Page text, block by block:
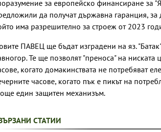
за европейско финансиране за
да получат държавна гаранция,
има разрешително за строеж от 2023
ПАВЕЦ ще бъдат изградени на яз.
Те ще позволят "преноса" на ниската
когато домакинствата не потребяват
часове, когато пък е пикът на
един защитен механизъм.
СТАТИИ